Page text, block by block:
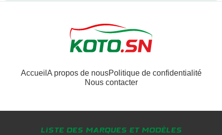
Accueil A propos de nousPolitique de confidentialité
Nous contacter
Liste des marques et modèles